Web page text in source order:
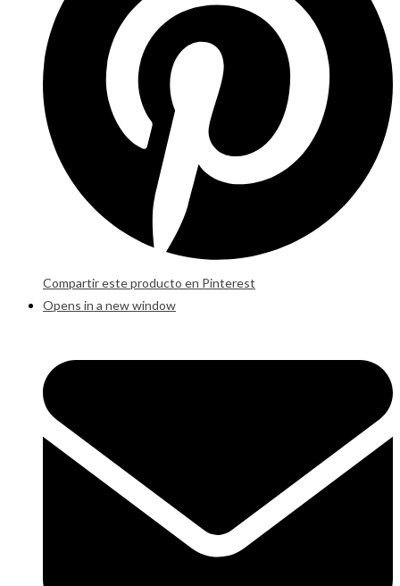
Compartir este producto en Pinterest
Opens in a new window